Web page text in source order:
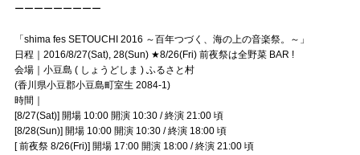
ーーーーーーーーー
「shima fes SETOUCHI 2016 ～百年つづく、海の上の音楽祭。～」
日程｜2016/8/27(Sat), 28(Sun) ★8/26(Fri) 前夜祭は全野菜 BAR !
会場｜小豆島 ( しょうどしま ) ふるさと村
(香川県小豆郡小豆島町室生 2084-1)
時間｜
[8/27(Sat)] 開場 10:00 開演 10:30 / 終演 21:00 頃
[8/28(Sun)] 開場 10:00 開演 10:30 / 終演 18:00 頃
[ 前夜祭 8/26(Fri)] 開場 17:00 開演 18:00 / 終演 21:00 頃